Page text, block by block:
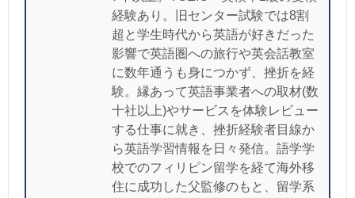
経験あり。旧センター試験では8割
超と学生時代から英語が好きだった
影響で英語圏への旅行や英会話教室
に数年通うも身につかず、挫折を経
験。縁あって英語事業者への取材(数
十社以上)やサービスを体験レビュー
する仕事に就き、挫折経験者目線か
ら英語学習情報を日々発信。語学学
校でのフィリピン留学を経て海外移
住に成功した父監修のもと、留学系